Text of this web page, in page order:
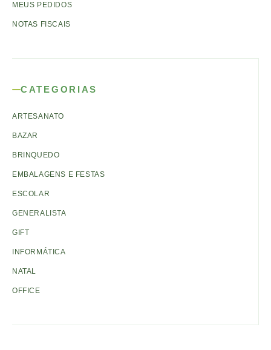
MEUS PEDIDOS
NOTAS FISCAIS
CATEGORIAS
ARTESANATO
BAZAR
BRINQUEDO
EMBALAGENS E FESTAS
ESCOLAR
GENERALISTA
GIFT
INFORMÁTICA
NATAL
OFFICE